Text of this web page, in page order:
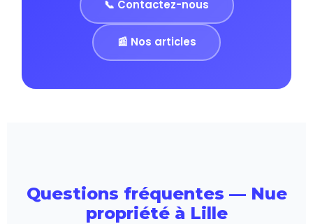
📞 Contactez-nous
📰 Nos articles
Questions fréquentes — Nue
propriété à Lille